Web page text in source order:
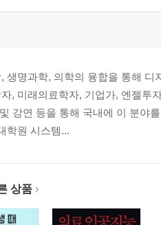
정맥 진단
의를 능가하는 인공지능
터 분석 및 예측
용 사례
다이어트
생명과학, 의학의 융합을 통해
, 미래의료학자, 기업가, 엔젤투
강연 등을 통해 국내에 이 분야
학원 시스템...
상품